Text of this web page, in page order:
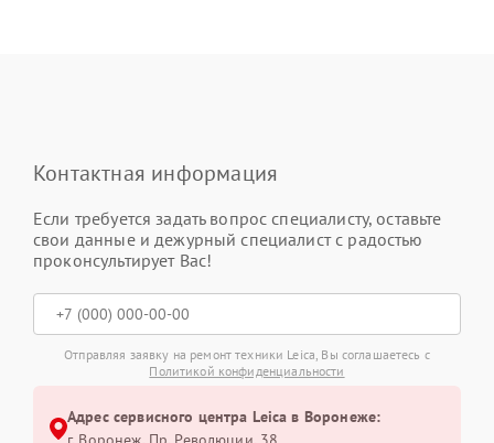
Контактная информация
Если требуется задать вопрос специалисту, оставьте
свои данные и дежурный специалист с радостью
проконсультирует Вас!
Отправляя заявку на ремонт техники Leica, Вы соглашаетесь с
Политикой конфиденциальности
Адрес сервисного центра Leica в Воронеже: